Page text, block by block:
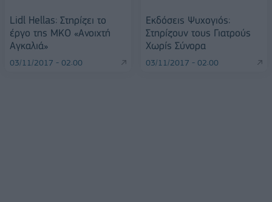
Lidl Hellas: Στηρίζει το
έργο της ΜΚΟ «Ανοιχτή
Αγκαλιά»
03/11/2017 - 02:00
Εκδόσεις Ψυχογιός:
Στηρίζουν τους Γιατρούς
Χωρίς Σύνορα
03/11/2017 - 02:00